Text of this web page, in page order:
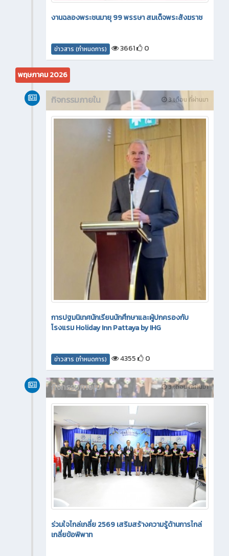
งานฉลองพระชนมายุ 99 พรรษา สมเด็จพระสังฆราช
ข่าวสาร (กำหนดการ) 3661 0
พฤษภาคม 2026
3 เดือน ที่ผ่านมา
กิจกรรมภายใน
การปฐมนิเทศนักเรียนนักศึกษาและผู้ปกครองกับ
โรงแรม Holiday Inn Pattaya by IHG
ข่าวสาร (กำหนดการ) 4355 0
3 เดือน ที่ผ่านมา
กิจกรรมภายใน
ร่วมใจไกล่เกลี่ย 2569 เสริมสร้างความรู้ด้านการไกล่
เกลี่ยข้อพิพาท